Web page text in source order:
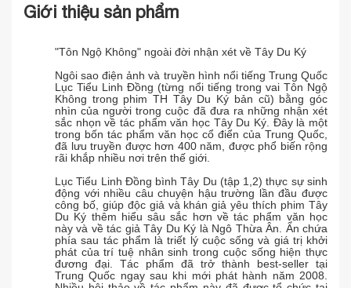
Giới thiệu sản phẩm
"Tôn Ngộ Không" ngoài đời nhận xét về Tây Du Ký
Ngôi sao điện ảnh và truyền hình nổi tiếng Trung Quốc
Lục Tiểu Linh Đồng (từng nổi tiếng trong vai Tôn Ngộ
Không trong phim TH Tây Du Ký bản cũ) bằng góc
nhìn của người trong cuộc đã đưa ra những nhận xét
sắc nhọn về tác phẩm văn học Tây Du Ký. Đây là một
trong bốn tác phẩm văn học cổ điển của Trung Quốc,
đã lưu truyền được hơn 400 năm, được phổ biến rộng
rãi khắp nhiều nơi trên thế giới.
Lục Tiểu Linh Đồng bình Tây Du (tập 1,2) thực sự sinh
động với nhiều câu chuyện hậu trường lần đầu được
công bố, giúp độc giả và khán giả yêu thích phim Tây
Du Ký thêm hiểu sâu sắc hơn về tác phẩm văn học
này và về tác giả Tây Du Ký là Ngô Thừa Ân. Ẩn chứa
phía sau tác phẩm là triết lý cuộc sống và giá trị khởi
phát của trí tuệ nhân sinh trong cuộc sống hiện thực
đương đại. Tác phẩm đã trở thành best-seller tại
Trung Quốc ngay sau khi mới phát hành năm 2008.